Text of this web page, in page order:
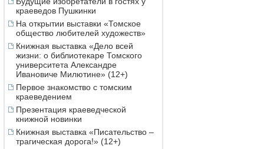
краеведов Пушкинки
На открытии выставки «Томское
общество любителей художеств»
Книжная выставка «Дело всей
жизни: о библиотекаре Томского
университета Александре
Ивановиче Милютине» (12+)
Первое знакомство с томским
краеведением
Презентация краеведческой
книжной новинки
Книжная выставка «Писательство –
трагическая дорога!» (12+)